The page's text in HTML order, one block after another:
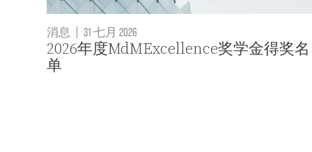
消息 | 31 七月 2026
2026年度MdMExcellence奖学金得奖名
单